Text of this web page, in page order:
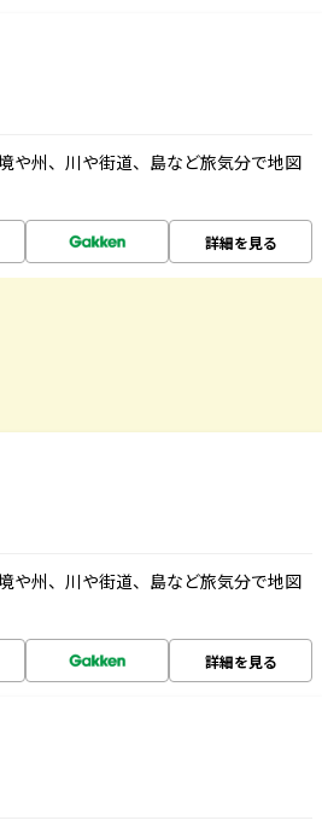
や州、川や街道、島など旅気分で地図
詳細を見る
や州、川や街道、島など旅気分で地図
詳細を見る